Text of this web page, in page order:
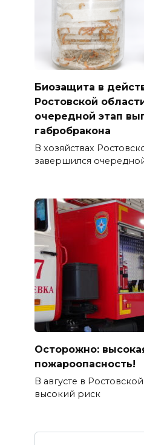
Биозащита в
Ростовской
очередной этап
габробракона
В хозяйствах
завершился
Осторожно:
пожароопасность!
В августе в
высокий риск